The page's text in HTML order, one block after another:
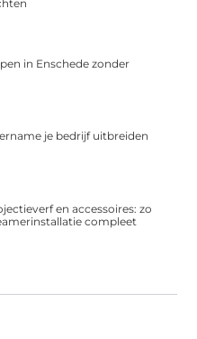
in Enschede zonder
je bedrijf uitbreiden
en accessoires: zo
compleet